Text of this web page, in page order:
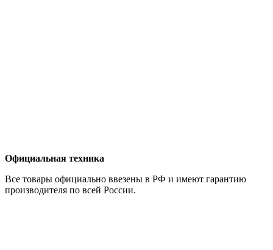
Официальная техника
Все товары официально ввезены в РФ и имеют гарантию
производителя по всей России.